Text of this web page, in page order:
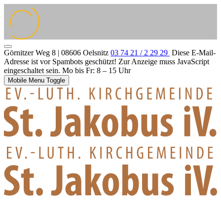
Görnitzer Weg 8 | 08606 Oelsnitz 03 74 21 / 2 29 29 Diese E-Mail-
Adresse ist vor Spambots geschützt! Zur Anzeige muss JavaScript
eingeschaltet sein. Mo bis Fr: 8 – 15 Uhr
Mobile Menu Toggle